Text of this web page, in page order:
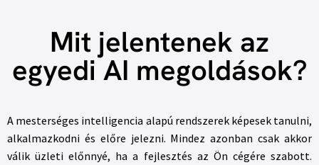
Mit jelentenek az
egyedi AI megoldások?
A mesterséges intelligencia alapú rendszerek képesek tanulni,
alkalmazkodni és előre jelezni. Mindez azonban csak akkor
válik üzleti előnnyé, ha a fejlesztés az Ön cégére szabott.